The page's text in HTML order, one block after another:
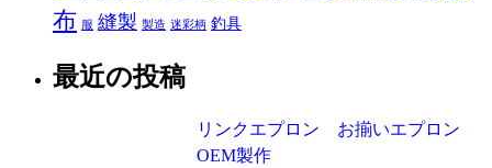
布 服 縫製 製造 迷彩柄 釣具
最近の投稿
リンクエプロン お揃いエプロン
OEM製作